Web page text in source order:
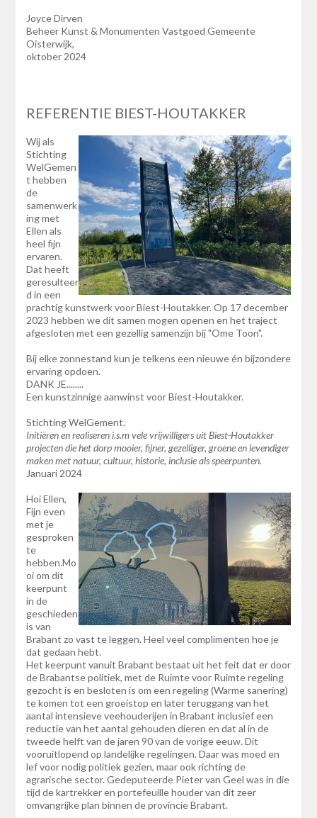
Joyce Dirven
Beheer Kunst & Monumenten Vastgoed Gemeente
Oisterwijk,
oktober 2024
REFERENTIE BIEST-HOUTAKKER
Wij als
Stichting
WelGemen
t hebben
de
samenwerk
ing met
Ellen als
heel fijn
ervaren.
Dat heeft
geresulteer
d in een
prachtig kunstwerk voor Biest-Houtakker. Op 17 december
2023 hebben we dit samen mogen openen en het traject
afgesloten met een gezellig samenzijn bij "Ome Toon".
Bij elke zonnestand kun je telkens een nieuwe én bijzondere
ervaring opdoen.
DANK JE........
Een kunstzinnige aanwinst voor Biest-Houtakker.
Stichting WelGement.
Initiëren en realiseren i.s.m vele vrijwilligers uit Biest-Houtakker
projecten die het dorp mooier, fijner, gezelliger, groene en levendiger
maken met natuur, cultuur, historie, inclusie als speerpunten.
Januari 2024
Hoi Ellen,
Fijn even
met je
gesproken
te
hebben.Mo
oi om dit
keerpunt
in de
geschieden
is van
Brabant zo vast te leggen. Heel veel complimenten hoe je
dat gedaan hebt.
Het keerpunt vanuit Brabant bestaat uit het feit dat er door
de Brabantse politiek, met de Ruimte voor Ruimte regeling
gezocht is en besloten is om een regeling (Warme sanering)
te komen tot een groeistop en later teruggang van het
aantal intensieve veehouderijen in Brabant inclusief een
reductie van het aantal gehouden dieren en dat al in de
tweede helft van de jaren 90 van de vorige eeuw. Dit
vooruitlopend op landelijke regelingen. Daar was moed en
lef voor nodig politiek gezien, maar ook richting de
agrarische sector. Gedeputeerde Pieter van Geel was in die
tijd de kartrekker en portefeuille houder van dit zeer
omvangrijke plan binnen de provincie Brabant.